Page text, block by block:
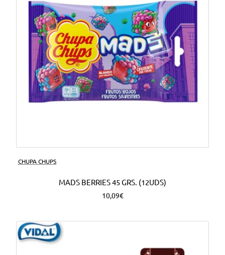
CHUPA CHUPS
MADS BERRIES 45 GRS. (12UDS)
10,09€